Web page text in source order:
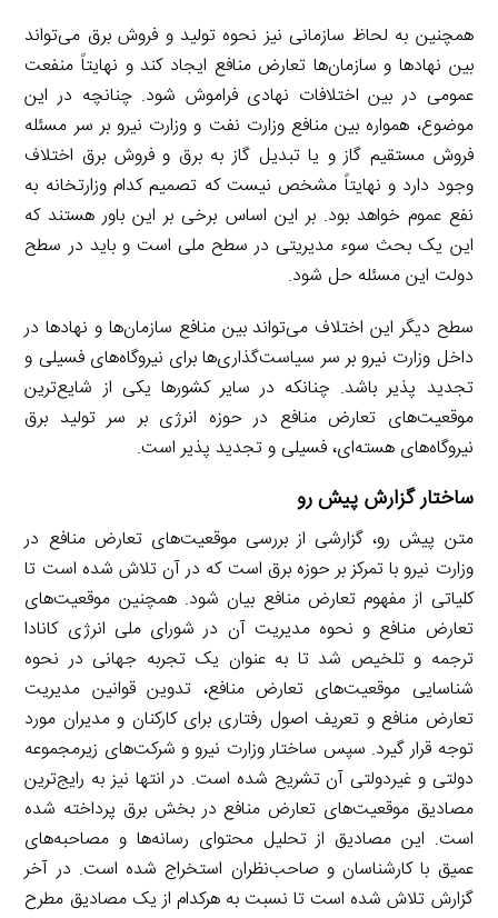
همچنین به لحاظ سازمانی نیز نحوه تولید و فروش برق می‌تواند
بین نهادها و سازمان‌ها تعارض منافع ایجاد کند و نهایتاً منفعت
عمومی در بین اختلافات نهادی فراموش شود. چنانچه در این
موضوع، همواره بین منافع وزارت نفت و وزارت نیرو بر سر مسئله
فروش مستقیم گاز و یا تبدیل گاز به برق و فروش برق اختلاف
وجود دارد و نهایتاً مشخص نیست که تصمیم کدام وزارتخانه به
نفع عموم خواهد بود. بر این اساس برخی بر این باور هستند که
این یک بحث سوء مدیریتی در سطح ملی است و باید در سطح
دولت این مسئله حل شود.
سطح دیگر این اختلاف می‌تواند بین منافع سازمان‌ها و نهادها در
داخل وزارت نیرو بر سر سیاست‌گذاری‌ها برای نیروگاه‌های فسیلی و
تجدید پذیر باشد. چنانکه در سایر کشورها یکی از شایع‌ترین
موقعیت‌های تعارض منافع در حوزه انرژی بر سر تولید برق
نیروگاه‌های هسته‌ای، فسیلی و تجدید پذیر است.
ساختار گزارش پیش رو
متن پیش رو، گزارشی از بررسی موقعیت‌های تعارض منافع در
وزارت نیرو با تمرکز بر حوزه برق است که در آن تلاش شده است تا
کلیاتی از مفهوم تعارض منافع بیان شود. همچنین موقعیت‌های
تعارض منافع و نحوه مدیریت آن در شورای ملی انرژی کانادا
ترجمه و تلخیص شد تا به عنوان یک تجربه جهانی در نحوه
شناسایی موقعیت‌های تعارض منافع، تدوین قوانین مدیریت
تعارض منافع و تعریف اصول رفتاری برای کارکنان و مدیران مورد
توجه قرار گیرد. سپس ساختار وزارت نیرو و شرکت‌های زیرمجموعه
دولتی و غیردولتی آن تشریح شده است. در انتها نیز به رایج‌ترین
مصادیق موقعیت‌های تعارض منافع در بخش برق پرداخته شده
است. این مصادیق از تحلیل محتوای رسانه‌ها و مصاحبه‌های
عمیق با کارشناسان و صاحب‌نظران استخراج شده است. در آخر
گزارش تلاش شده است تا نسبت به هرکدام از یک مصادیق مطرح